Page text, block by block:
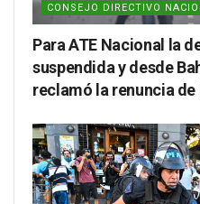
CONSEJO DIRECTIVO
Para ATE Nacional la
suspendida y desde
reclamó la renuncia